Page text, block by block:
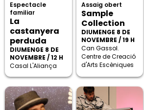
Espectacle
familiar
La
castanyera
perduda
DIUMENGE 8 DE
NOVEMBRE / 12 H
Casal L'Aliança
Assaig obert
Sample
Collection
DIUMENGE 8 DE
NOVEMBRE / 19 H
Can Gassol.
Centre de Creació
d'Arts Escèniques